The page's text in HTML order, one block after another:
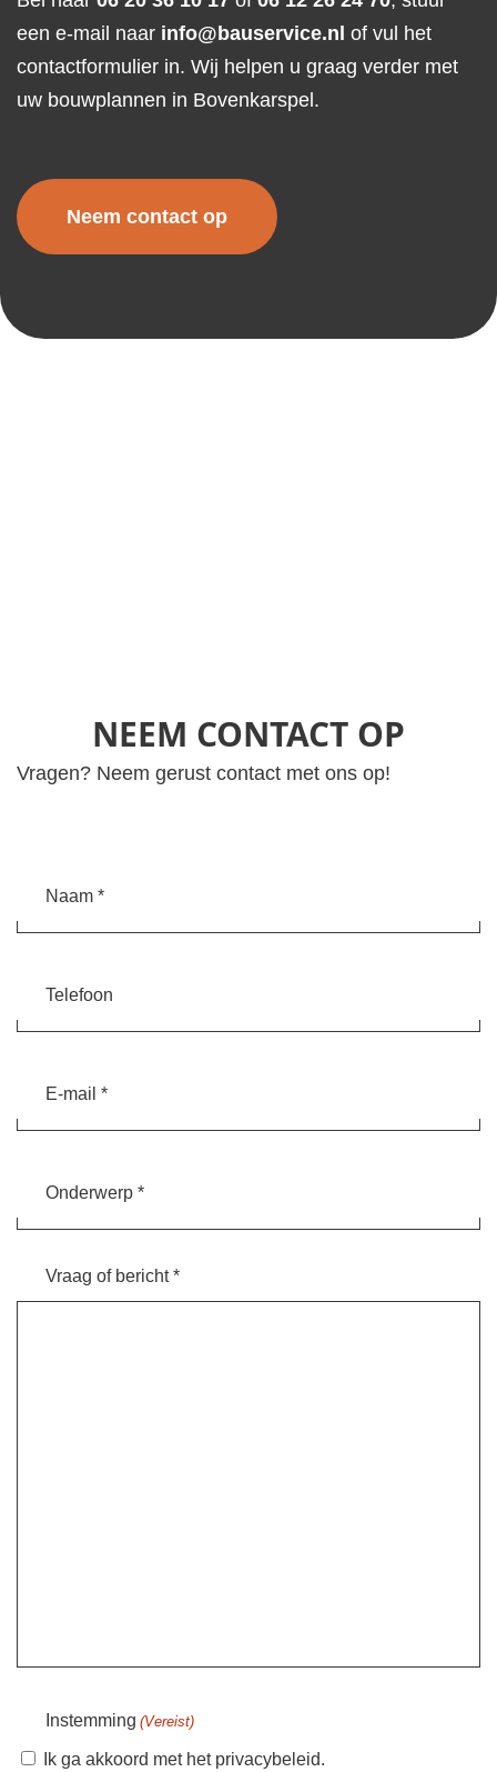
een e-mail naar info@bauservice.nl of vul het
contactformulier in. Wij helpen u graag verder met
uw bouwplannen in Bovenkarspel.
Neem contact op
NEEM CONTACT OP
Vragen? Neem gerust contact met ons op!
mail
*
Vraag of bericht *
Instemming (Vereist)
Ik ga akkoord met het privacybeleid.